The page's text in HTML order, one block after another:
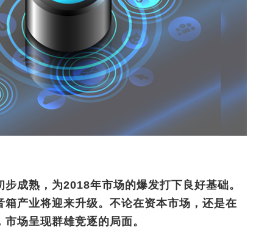
成熟，为2018年市场的爆发打下良好基础。
产业将迎来升级。不论在资本市场，还是在
场呈现群雄竞逐的局面。